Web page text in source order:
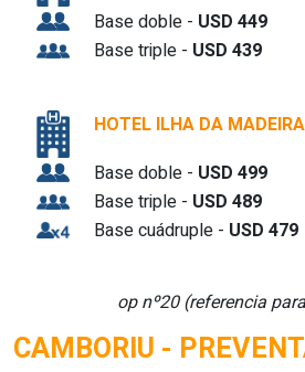
Base doble - USD 449
Base triple - USD 439
HOTEL ILHA DA MADEIRA
Base doble - USD 499
Base triple - USD 489
Base cuádruple - USD 479
op nº20 (referencia
CAMBORIU -